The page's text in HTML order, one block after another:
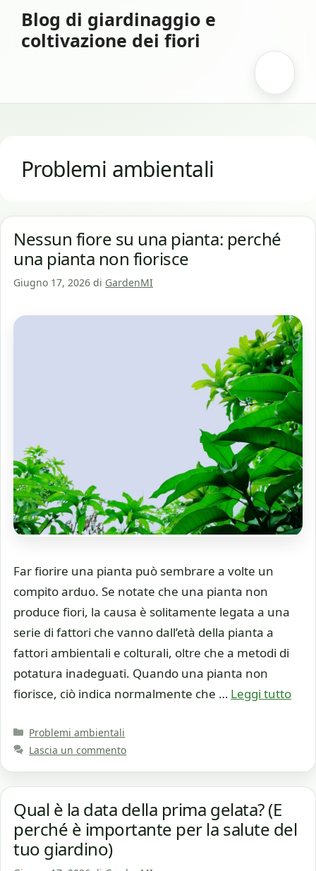
contenuto
Blog di giardinaggio e
coltivazione dei fiori
Problemi ambientali
Nessun fiore su una pianta: perché
una pianta non fiorisce
Giugno 17, 2026 di GardenMI
Far fiorire una pianta può sembrare a volte un
compito arduo. Se notate che una pianta non
produce fiori, la causa è solitamente legata a una
serie di fattori che vanno dall’età della pianta a
fattori ambientali e colturali, oltre che a metodi di
potatura inadeguati. Quando una pianta non
fiorisce, ciò indica normalmente che … Leggi tutto
Categorie
Problemi ambientali
Lascia un commento
Qual è la data della prima gelata? (E
perché è importante per la salute del
tuo giardino)